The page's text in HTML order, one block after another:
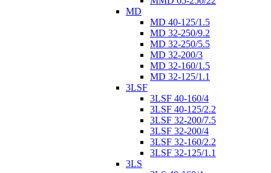
MD
MD 40-125/1.5
MD 32-250/9.2
MD 32-250/5.5
MD 32-200/3
MD 32-160/1.5
MD 32-125/1.1
3LSF
3LSF 40-160/4
3LSF 40-125/2.2
3LSF 32-200/7.5
3LSF 32-200/4
3LSF 32-160/2.2
3LSF 32-125/1.1
3LS